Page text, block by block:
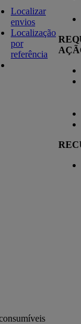
Localizar
envios
Localização
por
referência